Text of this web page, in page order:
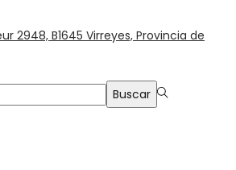
2948, B1645 Virreyes, Provincia de
Buscar